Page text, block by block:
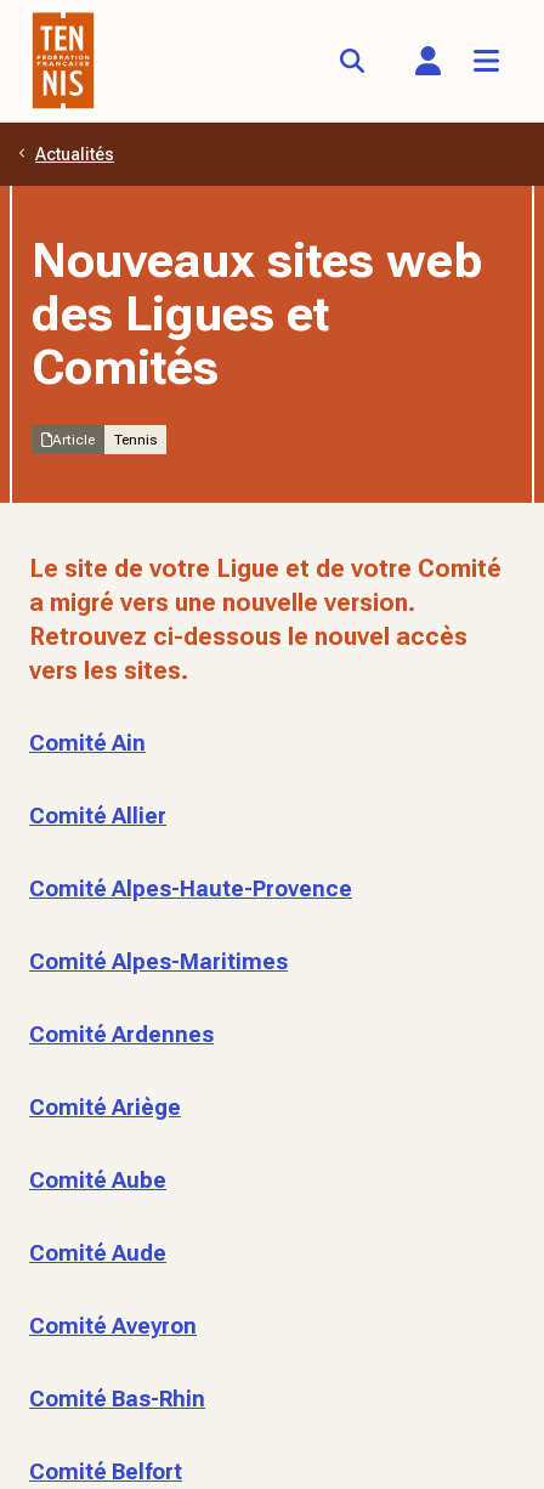
Aller au contenu principal
Actualités
Nouveaux sites web
des Ligues et
Comités
Article Tennis
Le site de votre Ligue et de votre Comité
a migré vers une nouvelle version.
Retrouvez ci-dessous le nouvel accès
vers les sites.
Comité Ain
Comité Allier
Comité Alpes-Haute-Provence
Comité Alpes-Maritimes
Comité Ardennes
Comité Ariège
Comité Aube
Comité Aude
Comité Aveyron
Comité Bas-Rhin
Comité Belfort